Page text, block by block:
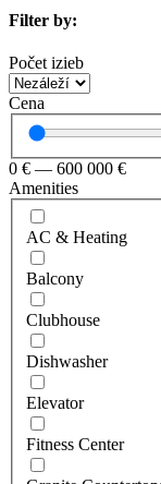
Filter by:
Počet izieb
Cena
0 € — 600 000 €
Amenities
AC & Heating
Balcony
Clubhouse
Dishwasher
Elevator
Fitness Center